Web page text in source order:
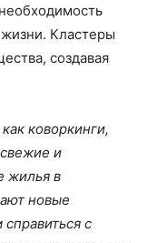
Кластеры
создавая
коворкинги,
и
жилья в
новые
с